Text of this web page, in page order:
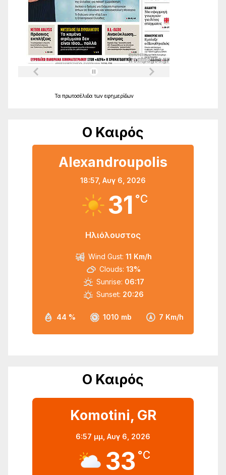
Τα πρωτοσέλιδα των εφημερίδων
Ο Καιρός
Alexandroupolis
18:57, Αυγ 6, 2026
31 °C
Ηλιόλουστος
44 % 1010 mb 7 Km/h
Wind Gust: 11 Km/h
Clouds: 13%
Sunrise: 06:17
Sunset: 20:26
Ο Καιρός
Komotini, GR
6:57 μμ, Αυγ 6, 2026
33 °C